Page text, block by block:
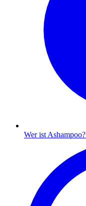
Wer ist Ashampoo?